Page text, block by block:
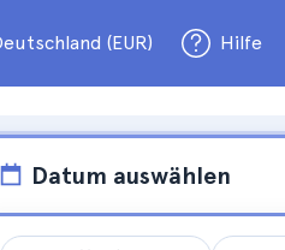
(EUR) Hilfe
Datum auswählen